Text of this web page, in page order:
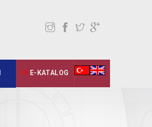
E-KATALOG